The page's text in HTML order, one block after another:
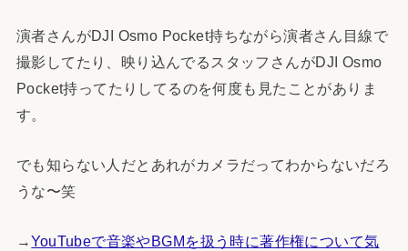
演者さんがDJI Osmo Pocket持ちながら演者さん目線で
撮影してたり、映り込んでるスタッフさんがDJI Osmo
Pocket持ってたりしてるのを何度も見たことがありま
す。
でも知らない人だとあれがカメラだってわからないだろ
うな〜笑
→YouTubeで音楽やBGMを扱う時に著作権について気